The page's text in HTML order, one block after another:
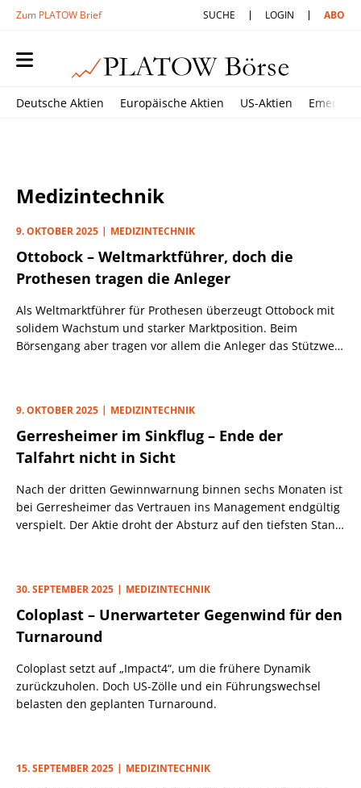
Zum PLATOW Brief SUCHE LOGIN ABO
Deutsche Aktien Europäische Aktien US-Aktien
Medizintechnik
9. OKTOBER 2025 MEDIZINTECHNIK
Ottobock – Weltmarktführer, doch die
Prothesen tragen die Anleger
Als Weltmarktführer für Prothesen überzeugt Ottobock mit
solidem Wachstum und starker Marktposition. Beim
Börsengang aber tragen vor allem die Anleger das Stützwerk
9. OKTOBER 2025 MEDIZINTECHNIK
Gerresheimer im Sinkflug – Ende der
Talfahrt nicht in Sicht
Nach der dritten Gewinnwarnung binnen sechs Monaten ist
bei Gerresheimer das Vertrauen ins Management endgültig
verspielt. Der Aktie droht der Absturz auf den tiefsten Stand
30. SEPTEMBER 2025 MEDIZINTECHNIK
Coloplast – Unerwarteter Gegenwind für den
Turnaround
Coloplast setzt auf „Impact4“, um die frühere Dynamik
zurückzuholen. Doch US-Zölle und ein Führungswechsel
belasten den geplanten Turnaround.
15. SEPTEMBER 2025 MEDIZINTECHNIK